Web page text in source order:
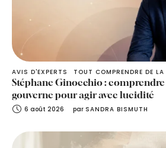
AVIS D'EXPERTS TOUT COMPRENDRE DE LA
Stéphane Ginocchio :
gouverne pour agir avec lucidité
6 août 2026 par SANDRA BISMUTH